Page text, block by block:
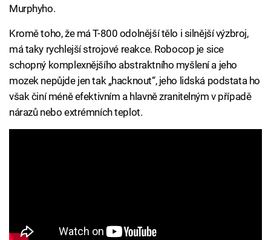
Murphyho.
Kromě toho, že má T-800 odolnější tělo i silnější výzbroj,
má taky rychlejší strojové reakce. Robocop je sice
schopný komplexnějšího abstraktního myšlení a jeho
mozek nepůjde jen tak „hacknout“, jeho lidská podstata ho
však činí méně efektivním a hlavně zranitelným v případě
nárazů nebo extrémních teplot.